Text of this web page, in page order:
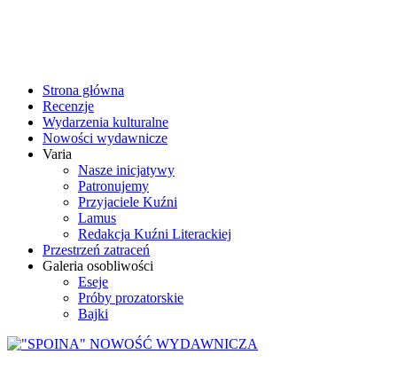
Strona główna
Recenzje
Wydarzenia kulturalne
Nowości wydawnicze
Varia
Nasze inicjatywy
Patronujemy
Przyjaciele Kuźni
Lamus
Redakcja Kuźni Literackiej
Przestrzeń zatraceń
Galeria osobliwości
Eseje
Próby prozatorskie
Bajki